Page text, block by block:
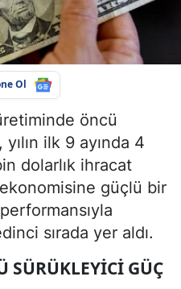
Ol
öncü
ilk 9 ayında 4
dolarlık ihracat
güçlü bir
sırada yer aldı.
SÜRÜKLEYICI GÜÇ